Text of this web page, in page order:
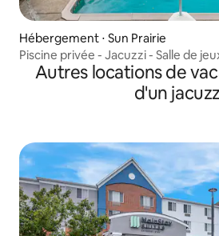
Hébergement ⋅ Sun Prairie
Piscine privée - Jacuzzi - Salle de
Autres locations de
d'un